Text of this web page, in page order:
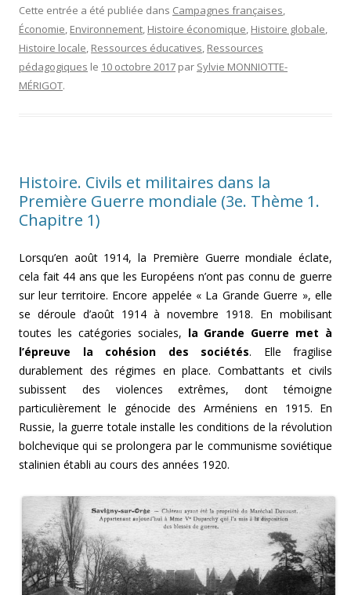
Cette entrée a été publiée dans Campagnes françaises,
Économie, Environnement, Histoire économique, Histoire globale,
Histoire locale, Ressources éducatives, Ressources
pédagogiques le 10 octobre 2017 par Sylvie MONNIOTTE-
MÉRIGOT.
Histoire. Civils et militaires dans la
Première Guerre mondiale (3e. Thème 1.
Chapitre 1)
Lorsqu’en août 1914, la Première Guerre mondiale éclate,
cela fait 44 ans que les Européens n’ont pas connu de guerre
sur leur territoire. Encore appelée « La Grande Guerre », elle
se déroule d’août 1914 à novembre 1918. En mobilisant
toutes les catégories sociales, la Grande Guerre met à
l’épreuve la cohésion des sociétés. Elle fragilise
durablement des régimes en place. Combattants et civils
subissent des violences extrêmes, dont témoigne
particulièrement le génocide des Arméniens en 1915. En
Russie, la guerre totale installe les conditions de la révolution
bolchevique qui se prolongera par le communisme soviétique
stalinien établi au cours des années 1920.